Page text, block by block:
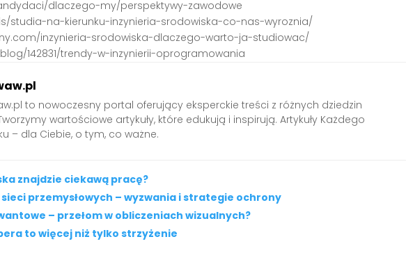
dlaczego-my/perspektywy-zawodowe
studia-na-kierunku-inzynieria-srodowiska-co-nas-wyroznia/
inzynieria-srodowiska-dlaczego-warto-ja-studiowac/
142831/trendy-w-inzynierii-oprogramowania
to nowoczesny portal oferujący eksperckie treści z różnych dziedzin
wartościowe artykuły, które edukują i inspirują. Artykuły Każdego
– dla Ciebie, o tym, co ważne.
znajdzie ciekawą pracę?
przemysłowych – wyzwania i strategie ochrony
– przełom w obliczeniach wizualnych?
to więcej niż tylko strzyżenie